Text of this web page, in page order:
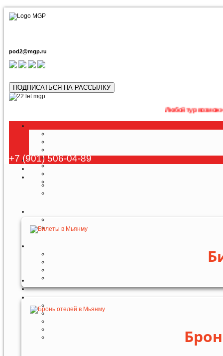
pod2@mgp.ru
ПОДПИСАТЬСЯ НА РАССЫЛКУ
Любой тур возможно
+7 (901) 506-04-89